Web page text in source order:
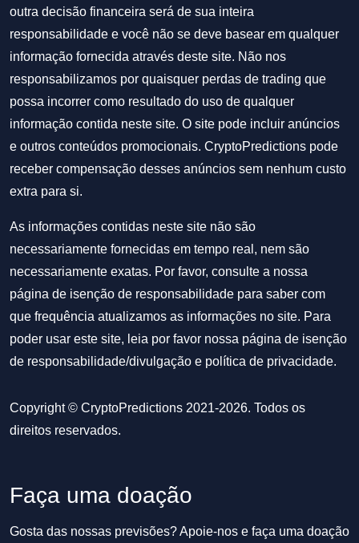
outra decisão financeira será de sua inteira
responsabilidade e você não se deve basear em qualquer
informação fornecida através deste site. Não nos
responsabilizamos por quaisquer perdas de trading que
possa incorrer como resultado do uso de qualquer
informação contida neste site. O site pode incluir anúncios
e outros conteúdos promocionais. CryptoPredictions pode
receber compensação desses anúncios sem nenhum custo
extra para si.
As informações contidas neste site não são
necessariamente fornecidas em tempo real, nem são
necessariamente exatas. Por favor, consulte a nossa
página de isenção de responsabilidade para saber com
que frequência atualizamos as informações no site. Para
poder usar este site, leia por favor nossa página de isenção
de responsabilidade/divulgação e política de privacidade.
Copyright © CryptoPredictions 2021-2026. Todos os
direitos reservados.
Faça uma doação
Gosta das nossas previsões? Apoie-nos e faça uma doação